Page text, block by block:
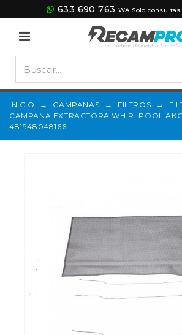
633 690 763 WA Solo
INICIO → CAMPANAS → FILTROS →
CAMPANA EXTRACTORA WHIRLPOOL
481948048166